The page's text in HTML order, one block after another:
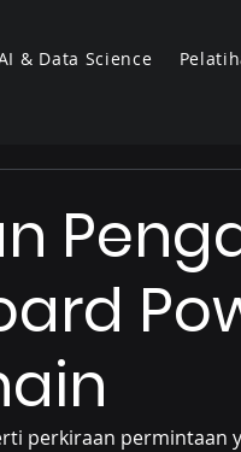
& Data Science
perkiraan permintaan